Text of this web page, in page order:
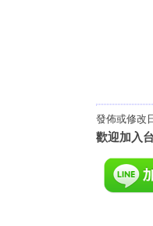
發佈或修改
歡迎加入